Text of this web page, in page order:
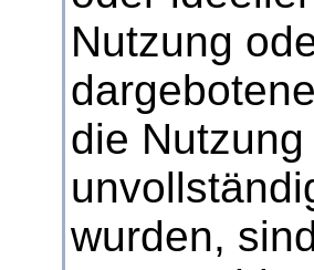
Nutzung
die
wurden,